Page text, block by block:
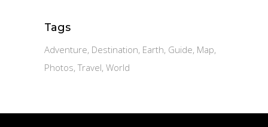
Tags
Adventure Destination Earth Guide Map
Photos Travel World